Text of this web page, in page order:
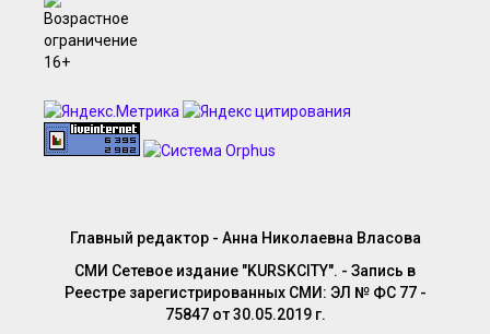
Главный редактор - Анна Николаевна Власова
СМИ Сетевое издание "KURSKCITY". - Запись в
Реестре зарегистрированных СМИ: ЭЛ № ФС 77 -
75847 от 30.05.2019 г.